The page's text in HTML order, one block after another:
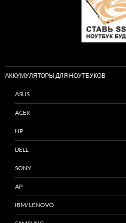
АККУМУЛЯТОРЫ ДЛЯ НОУТБУКОВ
ASUS
ACER
HP
DELL
SONY
AP
IBM/ LENOVO